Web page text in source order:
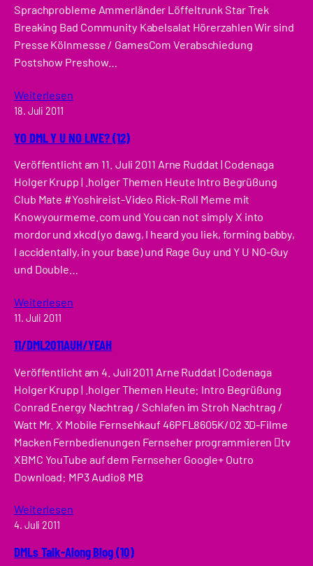
Sprachprobleme Ammerländer Löffeltrunk Star Trek
Breaking Bad Community Kabelsalat Hörerzahlen Wir sind
Presse Kölnmesse / GamesCom Verabschiedung
Postshow Preshow…
Weiterlesen
18. Juli 2011
YO DML Y U NO LIVE? (12)
Veröffentlicht am 11. Juli 2011 Arne Ruddat | Codenaga
Holger Krupp | .holger Themen Heute Intro Begrüßung
Club Mate #Yoshireist-Video Rick-Roll Meme mit
Knowyourmeme.com und You can not simply X into
mordor und xkcd (yo dawg, I heard you liek, forming babby,
I accidentally, in your base) und Rage Guy und Y U NO-Guy
und Double…
Weiterlesen
11. Juli 2011
11/DML2011AUH/YEAH
Veröffentlicht am 4. Juli 2011 Arne Ruddat | Codenaga
Holger Krupp | .holger Themen Heute: Intro Begrüßung
Conrad Energy Nachtrag / Schlafen im Stroh Nachtrag /
Watt Mr. X Mobile Fernsehkauf 46PFL8605K/02 3D-Filme
Macken Fernbedienungen Fernseher programmieren tv
XBMC YouTube auf dem Fernseher Google+ Outro
Download: MP3 Audio8 MB
Weiterlesen
4. Juli 2011
DMLs Talk-Along Blog (10)